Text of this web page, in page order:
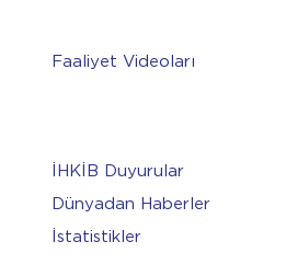
Faaliyet Videoları
İHKİB Duyurular
Dünyadan Haberler
İstatistikler